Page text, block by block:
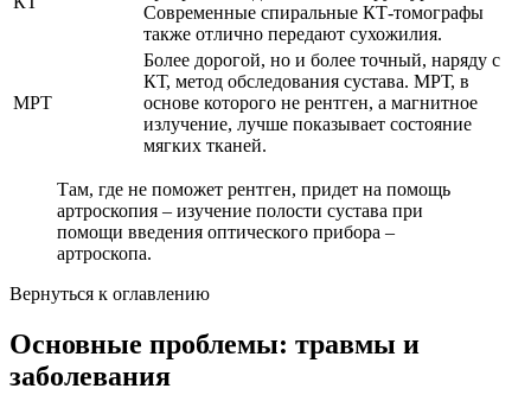
Современные спиральные КТ-томографы
также отлично передают сухожилия.
МРТ
Более дорогой, но и более точный, наряду с
КТ, метод обследования сустава. МРТ, в
основе которого не рентген, а магнитное
излучение, лучше показывает состояние
мягких тканей.
Там, где не поможет рентген, придет на помощь
артроскопия – изучение полости сустава при
помощи введения оптического прибора –
артроскопа.
Вернуться к оглавлению
Основные проблемы: травмы и
заболевания